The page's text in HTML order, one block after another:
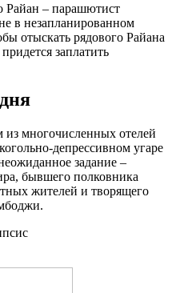
Райан – парашютист
в незапланированном
отыскать рядового Райана
заплатить
многочисленных отелей
депрессивном угаре
задание –
бывшего полковника
жителей и творящего